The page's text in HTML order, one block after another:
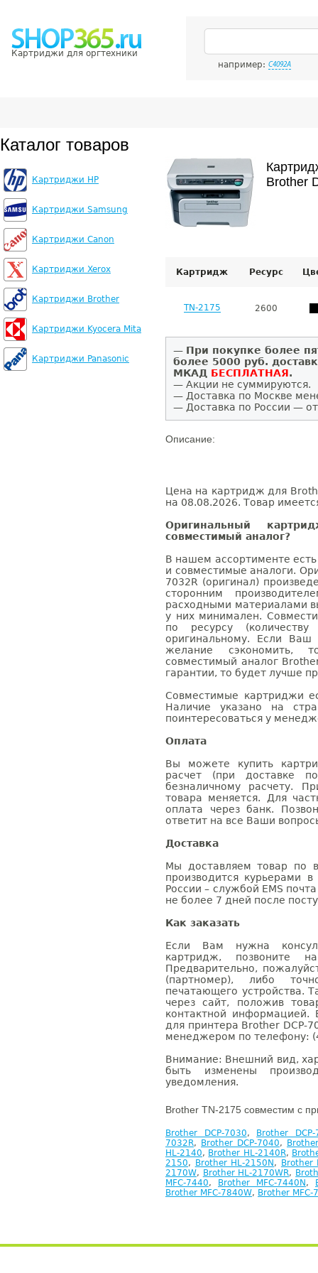
Картриджи для оргтехники
например: C4092A
Каталог товаров
Картриджи HP
Картриджи Samsung
Картриджи Canon
Картриджи Xerox
Картриджи Brother
Картриджи Kyocera Mita
Картриджи Panasonic
Brother
Картридж Ресурс
TN-2175 2600
— При покупке более
более 5000 руб.
МКАД БЕСПЛАТНАЯ.
— Акции не суммируются.
— Доставка по Москве
— Доставка по России —
Описание:
Цена на картридж для
на 08.08.2026. Товар
Оригинальный
совместимый аналог?
В нашем ассортименте
и совместимые аналоги.
7032R (оригинал)
сторонним
расходными материалами
у них минимален.
по ресурсу
оригинальному. Если
желание сэкономить,
совместимый аналог
гарантии, то будет лучше
Совместимые картриджи
Наличие указано на
поинтересоваться у
Оплата
Вы можете купить
расчет (при доставке
безналичному расчету.
товара меняется. Для
оплата через банк.
ответит на все Ваши
Доставка
Мы доставляем товар по
производится курьерами
России – службой EMS
не более 7 дней после
Как заказать
Если Вам нужна
картридж, позвоните
Предварительно,
(партномер), либо
печатающего устройства.
через сайт, положив
контактной информацией.
для принтера Brother DCP-
менеджером по телефону:
Внимание: Внешний вид,
быть изменены
уведомления.
Brother TN-2175 совместим с
Brother DCP-7030,
Brother DCP-
7032R, Brother DCP-7040,
HL-2140, Brother HL-2140R,
2150, Brother HL-2150N ,
Brother
2170W, Brother HL-2170WR,
MFC-7440, Brother MFC-7440N ,
Brother MFC-7840W, Brother MFC-